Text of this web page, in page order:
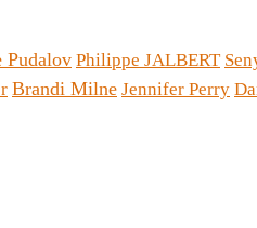
Pudalov Philippe JALBERT
Brandi Milne Jennifer Perry